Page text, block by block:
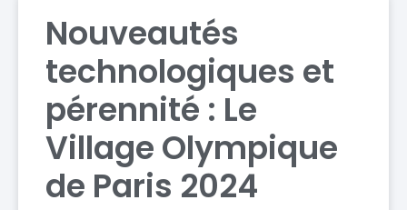
Nouveautés
technologiques et
pérennité : Le
Village Olympique
de Paris 2024